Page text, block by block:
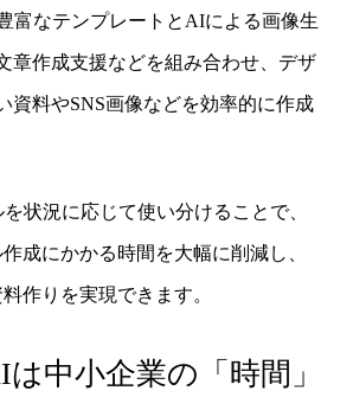
富なテンプレートとAIによる画像生
章作成支援などを組み合わせ、デザ
資料やSNS画像などを効率的に作成
状況に応じて使い分けることで、
成にかかる時間を大幅に削減し、
作りを実現できます。
中小企業の「時間」